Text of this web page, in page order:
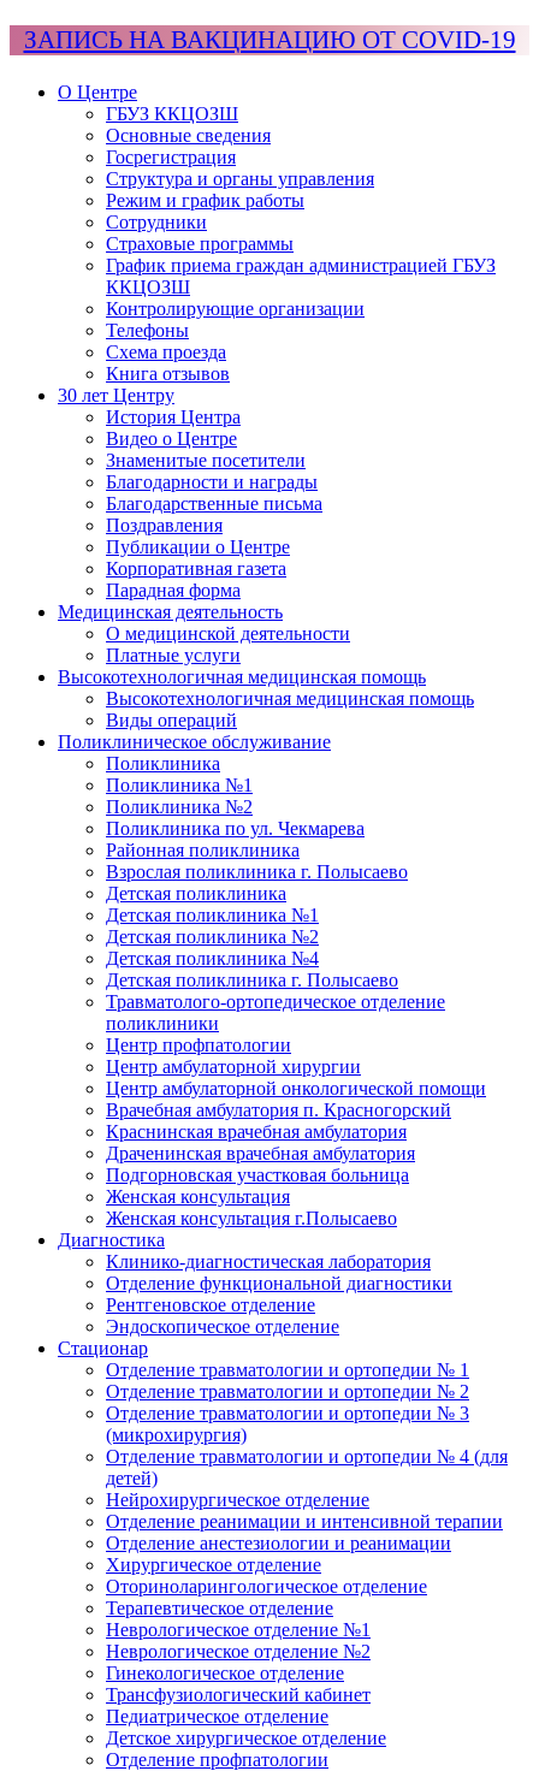
ЗАПИСЬ НА ВАКЦИНАЦИЮ ОТ COVID-19
О Центре
ГБУЗ ККЦОЗШ
Основные сведения
Госрегистрация
Структура и органы управления
Режим и график работы
Сотрудники
Страховые программы
График приема граждан администрацией ГБУЗ
ККЦОЗШ
Контролирующие организации
Телефоны
Схема проезда
Книга отзывов
30 лет Центру
История Центра
Видео о Центре
Знаменитые посетители
Благодарности и награды
Благодарственные письма
Поздравления
Публикации о Центре
Корпоративная газета
Парадная форма
Медицинская деятельность
О медицинской деятельности
Платные услуги
Высокотехнологичная медицинская помощь
Высокотехнологичная медицинская помощь
Виды операций
Поликлиническое обслуживание
Поликлиника
Поликлиника №1
Поликлиника №2
Поликлиника по ул. Чекмарева
Районная поликлиника
Взрослая поликлиника г. Полысаево
Детская поликлиника
Детская поликлиника №1
Детская поликлиника №2
Детская поликлиника №4
Детская поликлиника г. Полысаево
Травматолого-ортопедическое отделение
поликлиники
Центр профпатологии
Центр амбулаторной хирургии
Центр амбулаторной онкологической помощи
Врачебная амбулатория п. Красногорский
Краснинская врачебная амбулатория
Драченинская врачебная амбулатория
Подгорновская участковая больница
Женская консультация
Женская консультация г.Полысаево
Диагностика
Клинико-диагностическая лаборатория
Отделение функциональной диагностики
Рентгеновское отделение
Эндоскопическое отделение
Стационар
Отделение травматологии и ортопедии № 1
Отделение травматологии и ортопедии № 2
Отделение травматологии и ортопедии № 3
(микрохирургия)
Отделение травматологии и ортопедии № 4 (для
детей)
Нейрохирургическое отделение
Отделение реанимации и интенсивной терапии
Отделение анестезиологии и реанимации
Хирургическое отделение
Оториноларингологическое отделение
Терапевтическое отделение
Неврологическое отделение №1
Неврологическое отделение №2
Гинекологическое отделение
Трансфузиологический кабинет
Педиатрическое отделение
Детское хирургическое отделение
Отделение профпатологии